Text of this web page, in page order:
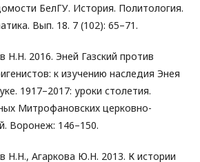
БелГУ. История. Политология.
Вып. 18. 7 (102): 65–71.
Н.Н. 2016. Эней Газский против
к изучению наследия Энея
1917–2017: уроки столетия.
Митрофановских церковно-
Воронеж: 146–150.
Н.Н., Агаркова Ю.Н. 2013. К истории